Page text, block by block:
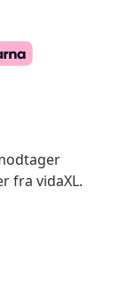
fra vidaXL.